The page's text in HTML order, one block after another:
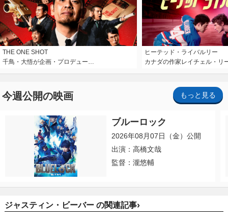
THE ONE SHOT
千鳥・大悟が企画・プロデュー…
ヒーテッド・ライバルリー
カナダの作家レイチェル・リ
今週公開の映画 もっと見る
ブルーロック
2026年08月07日（金）公開
出演：高橋文哉
監督：瀧悠輔
ジャスティン・ビーバー の関連記事›